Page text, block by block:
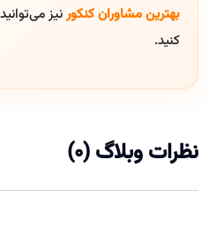
بهترین مشاوران کنکورنیز
کنید.
نظرات وبلاگ (0)